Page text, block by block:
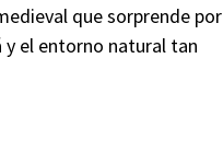
que sorprende por
y el entorno natural tan